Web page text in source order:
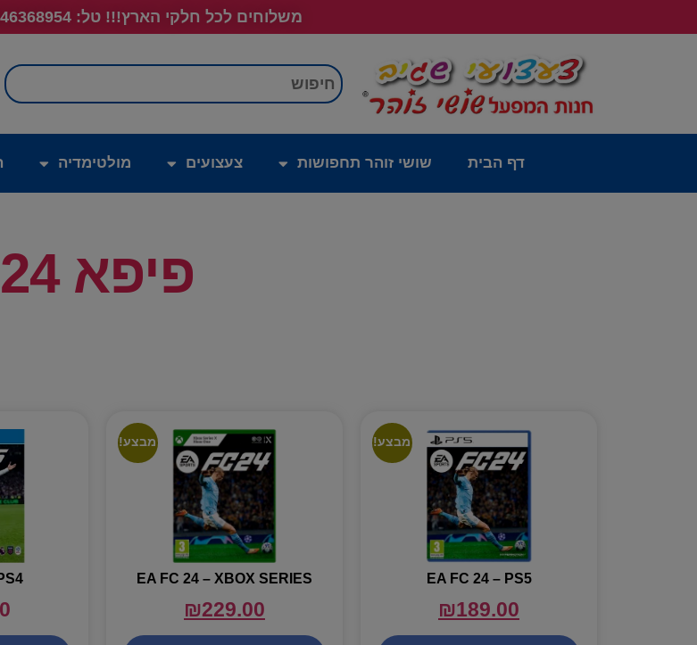
משלוחים לכל חלקי הארץ!!! טל: 0546368954, 035012898
דף הבית שושי זוהר תחפושות צעצועים מולטימדיה
פיפא 24
מבצע!
EA FC 24 – PS5
₪189.00
מבצע!
EA FC 24 – XBOX SERIES
₪229.00